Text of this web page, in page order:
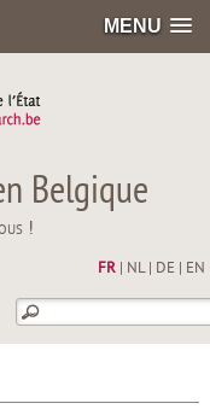
MENU
Belgique
!
FR| NL| DE EN